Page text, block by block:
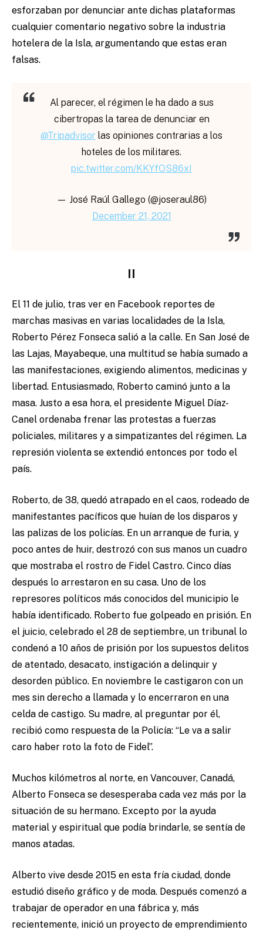
esforzaban por denunciar ante dichas plataformas
cualquier comentario negativo sobre la industria
hotelera de la Isla, argumentando que estas eran
falsas.
Al parecer, el régimen le ha dado a sus
cibertropas la tarea de denunciar en
@Tripadvisor las opiniones contrarias a los
hoteles de los militares.
pic.twitter.com/KKYfOS86xI
— José Raúl Gallego (@joseraul86)
December 21, 2021
II
El 11 de julio, tras ver en Facebook reportes de
marchas masivas en varias localidades de la Isla,
Roberto Pérez Fonseca salió a la calle. En San José de
las Lajas, Mayabeque, una multitud se había sumado a
las manifestaciones, exigiendo alimentos, medicinas y
libertad. Entusiasmado, Roberto caminó junto a la
masa. Justo a esa hora, el presidente Miguel Díaz-
Canel ordenaba frenar las protestas a fuerzas
policiales, militares y a simpatizantes del régimen. La
represión violenta se extendió entonces por todo el
país.
Roberto, de 38, quedó atrapado en el caos, rodeado de
manifestantes pacíficos que huían de los disparos y
las palizas de los policías. En un arranque de furia, y
poco antes de huir, destrozó con sus manos un cuadro
que mostraba el rostro de Fidel Castro. Cinco días
después lo arrestaron en su casa. Uno de los
represores políticos más conocidos del municipio le
había identificado. Roberto fue golpeado en prisión. En
el juicio, celebrado el 28 de septiembre, un tribunal lo
condenó a 10 años de prisión por los supuestos delitos
de atentado, desacato, instigación a delinquir y
desorden público. En noviembre le castigaron con un
mes sin derecho a llamada y lo encerraron en una
celda de castigo. Su madre, al preguntar por él,
recibió como respuesta de la Policía: “Le va a salir
caro haber roto la foto de Fidel”.
Muchos kilómetros al norte, en Vancouver, Canadá,
Alberto Fonseca se desesperaba cada vez más por la
situación de su hermano. Excepto por la ayuda
material y espiritual que podía brindarle, se sentía de
manos atadas.
Alberto vive desde 2015 en esta fría ciudad, donde
estudió diseño gráfico y de moda. Después comenzó a
trabajar de operador en una fábrica y, más
recientemente, inició un proyecto de emprendimiento